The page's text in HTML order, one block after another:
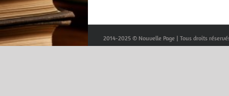
2014-2025 © Nouvelle Page | Tous droits